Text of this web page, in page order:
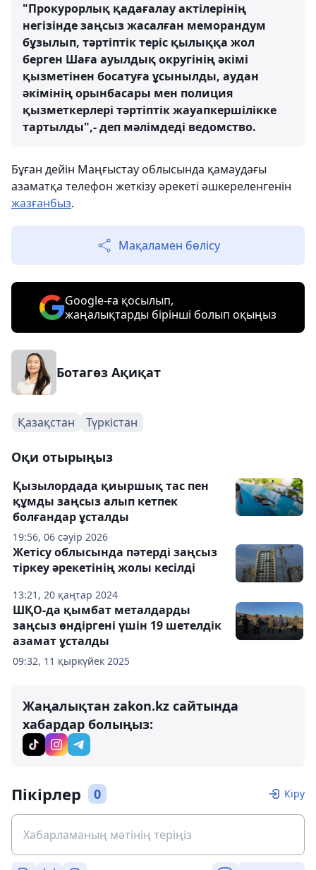
"Прокурорлық қадағалау актілерінің
негізінде заңсыз жасалған меморандум
бұзылып, тәртіптік теріс қылыққа жол
берген Шаға ауылдық округінің әкімі
қызметінен босатуға ұсынылды, аудан
әкімінің орынбасары мен полиция
қызметкерлері тәртіптік жауапкершілікке
тартылды",- деп мәлімдеді ведомство.
Бұған дейін Маңғыстау облысында қамаудағы
азаматқа телефон жеткізу әрекеті әшкереленгенін
жазғанбыз.
Мақаламен бөлісу
Google-ға қосылып,
жаңалықтарды бірінші болып оқыңыз
Ботагөз Ақиқат
Қазақстан Түркістан
Оқи отырыңыз
19:56, 06 сәуір 2026
Қызылордада қиыршық тас пен
құмды заңсыз алып кетпек
болғандар ұсталды
13:21, 20 қаңтар 2024
Жетісу облысында пәтерді заңсыз
тіркеу әрекетінің жолы кесілді
09:32, 11 қыркүйек 2025
ШҚО-да қымбат металдарды
заңсыз өндіргені үшін 19 шетелдік
азамат ұсталды
Жаңалықтан zakon.kz сайтында
хабардар болыңыз:
Пікірлер 0 Кіру